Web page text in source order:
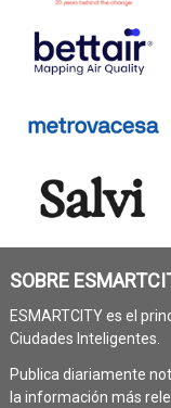
SOBRE
ESMARTCITY es el
Ciudades Inteligentes.
Publica diariamente
la información más